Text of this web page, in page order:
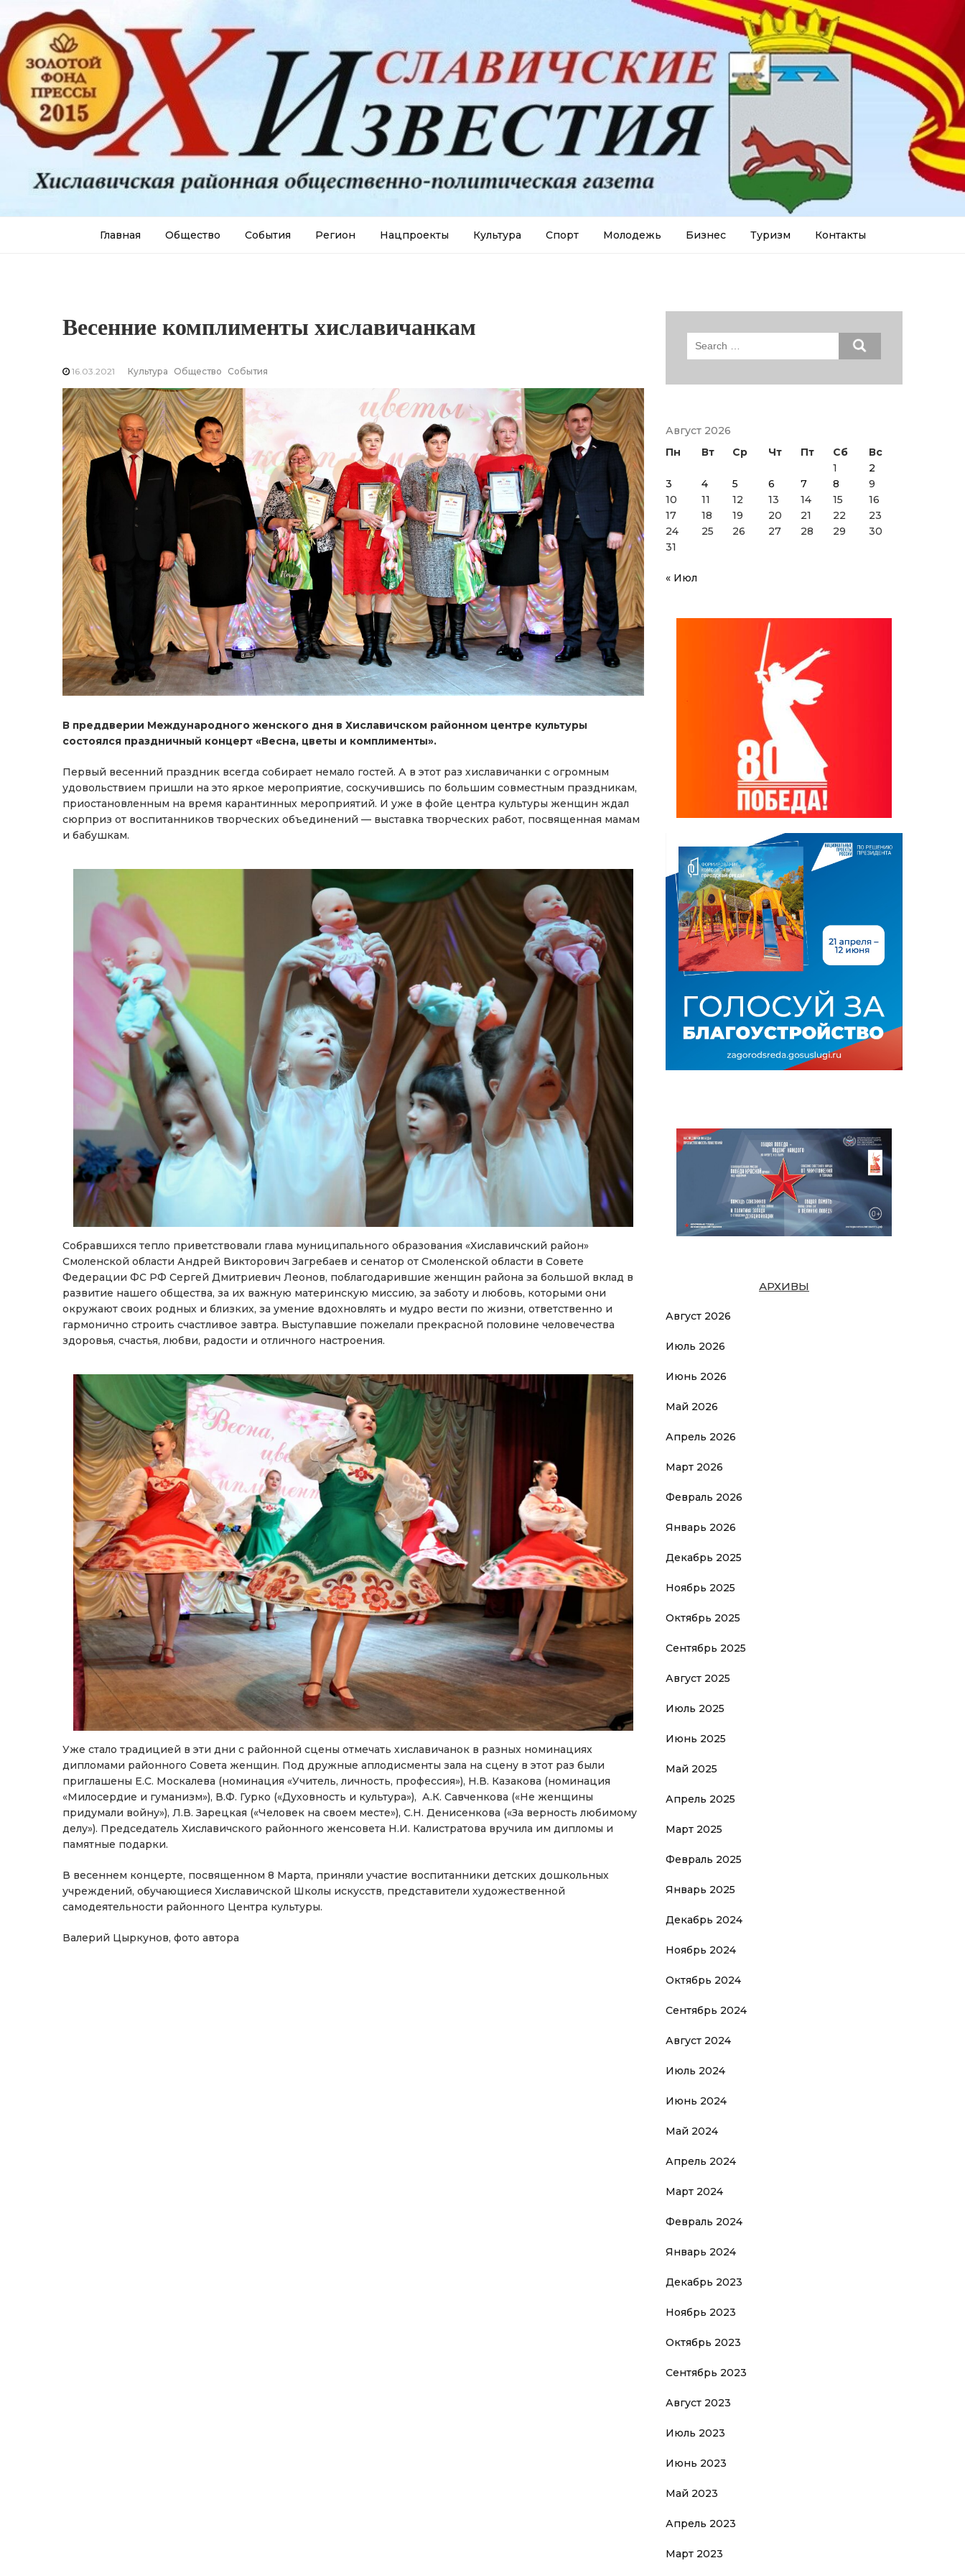
Главная Общество События Регион Нацпроекты Культура Спорт Молодежь Бизнес Туризм Контакты
Весенние комплименты хиславичанкам
16.03.2021 Культура Общество События
В преддверии Международного женского дня в Хиславичском районном центре культуры
состоялся праздничный концерт «Весна, цветы и комплименты».
Первый весенний праздник всегда собирает немало гостей. А в этот раз хиславичанки с огромным
удовольствием пришли на это яркое мероприятие, соскучившись по большим совместным праздникам,
приостановленным на время карантинных мероприятий. И уже в фойе центра культуры женщин ждал
сюрприз от воспитанников творческих объединений — выставка творческих работ, посвященная мамам
и бабушкам.
Собравшихся тепло приветствовали глава муниципального образования «Хиславичский район»
Смоленской области Андрей Викторович Загребаев и сенатор от Смоленской области в Совете
Федерации ФС РФ Сергей Дмитриевич Леонов, поблагодарившие женщин района за большой вклад в
развитие нашего общества, за их важную материнскую миссию, за заботу и любовь, которыми они
окружают своих родных и близких, за умение вдохновлять и мудро вести по жизни, ответственно и
гармонично строить счастливое завтра. Выступавшие пожелали прекрасной половине человечества
здоровья, счастья, любви, радости и отличного настроения.
Уже стало традицией в эти дни с районной сцены отмечать хиславичанок в разных номинациях
дипломами районного Совета женщин. Под дружные аплодисменты зала на сцену в этот раз были
приглашены Е.С. Москалева (номинация «Учитель, личность, профессия»), Н.В. Казакова (номинация
«Милосердие и гуманизм»), В.Ф. Гурко («Духовность и культура»), А.К. Савченкова («Не женщины
придумали войну»), Л.В. Зарецкая («Человек на своем месте»), С.Н. Денисенкова («За верность любимому
делу»). Председатель Хиславичского районного женсовета Н.И. Калистратова вручила им дипломы и
памятные подарки.
В весеннем концерте, посвященном 8 Марта, приняли участие воспитанники детских дошкольных
учреждений, обучающиеся Хиславичской Школы искусств, представители художественной
самодеятельности районного Центра культуры.
Валерий Цыркунов, фото автора
Search
Август 2026
Пн
Вт Ср Чт Пт Сб
Вс
1
2
3
4 5 6 7 8
9
10
11 12 13 14 15
16
17
18 19 20 21 22
23
24
25 26 27 28 29
30
31
« Июл
АРХИВЫ
Август 2026
Июль 2026
Июнь 2026
Май 2026
Апрель 2026
Март 2026
Февраль 2026
Январь 2026
Декабрь 2025
Ноябрь 2025
Октябрь 2025
Сентябрь 2025
Август 2025
Июль 2025
Июнь 2025
Май 2025
Апрель 2025
Март 2025
Февраль 2025
Январь 2025
Декабрь 2024
Ноябрь 2024
Октябрь 2024
Сентябрь 2024
Август 2024
Июль 2024
Июнь 2024
Май 2024
Апрель 2024
Март 2024
Февраль 2024
Январь 2024
Декабрь 2023
Ноябрь 2023
Октябрь 2023
Сентябрь 2023
Август 2023
Июль 2023
Июнь 2023
Май 2023
Апрель 2023
Март 2023